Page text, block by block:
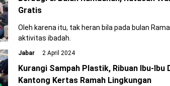
Gratis
Oleh karena itu, tak heran bila pada bulan
aktivitas ibadah.
Jabar 2 April 2024
Kurangi Sampah Plastik, Ribuan Ibu-Ibu
Kantong Kertas Ramah Lingkungan